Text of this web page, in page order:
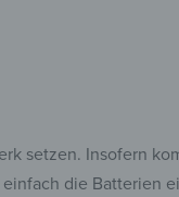
setzen. Insofern
die Batterien